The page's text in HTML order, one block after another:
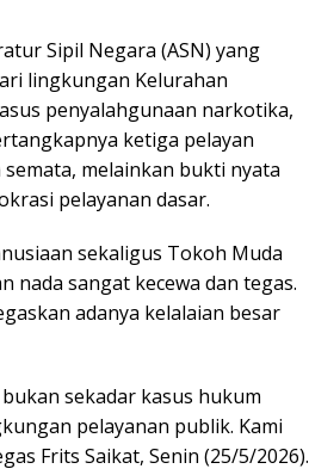
Sipil Negara (ASN) yang
lingkungan Kelurahan
penyalahgunaan narkotika,
ketiga pelayan
melainkan bukti nyata
pelayanan dasar.
sekaligus Tokoh Muda
nada sangat kecewa dan tegas.
adanya kelalaian besar
sekadar kasus hukum
pelayanan publik. Kami
Frits Saikat, Senin (25/5/2026).